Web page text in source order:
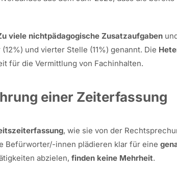
viele nichtpädagogische Zusatzaufgaben
und vierter Stelle (11%) genannt. Die
für die Vermittlung von Fachinhalten.
einer Zeiterfassung
, wie sie von der
Befürworter/-innen plädieren klar für eine
abzielen, finden keine Mehrheit.